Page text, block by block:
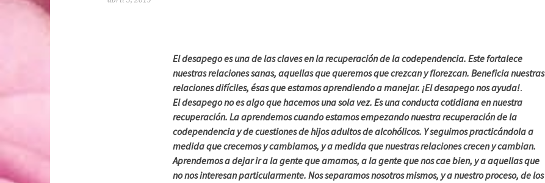
El desapego es una de las claves en la recuperación de la codependencia. Este fortalece
nuestras relaciones sanas, aquellas que queremos que crezcan y florezcan. Beneficia nuestras
relaciones difíciles, ésas que estamos aprendiendo a manejar. ¡El desapego nos ayuda!.
El desapego no es algo que hacemos una sola vez. Es una conducta cotidiana en nuestra
recuperación. La aprendemos cuando estamos empezando nuestra recuperación de la
codependencia y de cuestiones de hijos adultos de alcohólicos. Y seguimos practicándola a
medida que crecemos y cambiamos, y a medida que nuestras relaciones crecen y cambian.
Aprendemos a dejar ir a la gente que amamos, a la gente que nos cae bien, y a aquellas que
no nos interesan particularmente. Nos separamos nosotros mismos, y a nuestro proceso, de los